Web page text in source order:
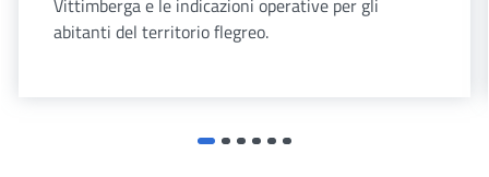
Vittimberga e le indicazioni operative per gli
abitanti del territorio flegreo.